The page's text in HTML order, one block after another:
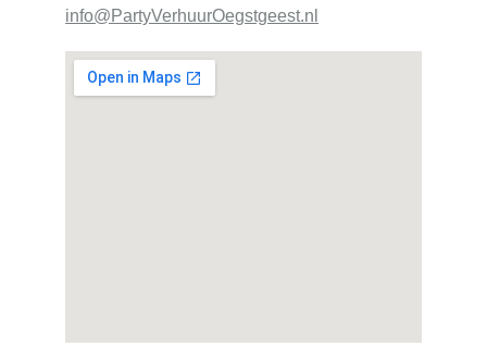
info@PartyVerhuurOegstgeest.nl